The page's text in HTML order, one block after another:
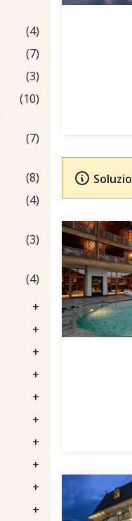
(4)
(7)
(3)
(10)
(7)
(8)
(4)
(3)
(4)
+
+
+
+
+
+
+
+
+
+